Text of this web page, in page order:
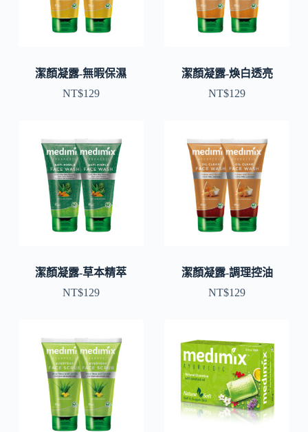
潔顏凝露-無暇保濕
NT$129
潔顏凝露-煥白透亮
NT$129
潔顏凝露-草本精萃
NT$129
潔顏凝露-調理控油
NT$129